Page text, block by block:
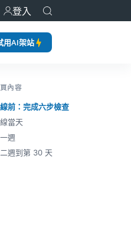
登入
用AI架站
內容
線前：完成六步檢查
線當天
週
週到第 30 天